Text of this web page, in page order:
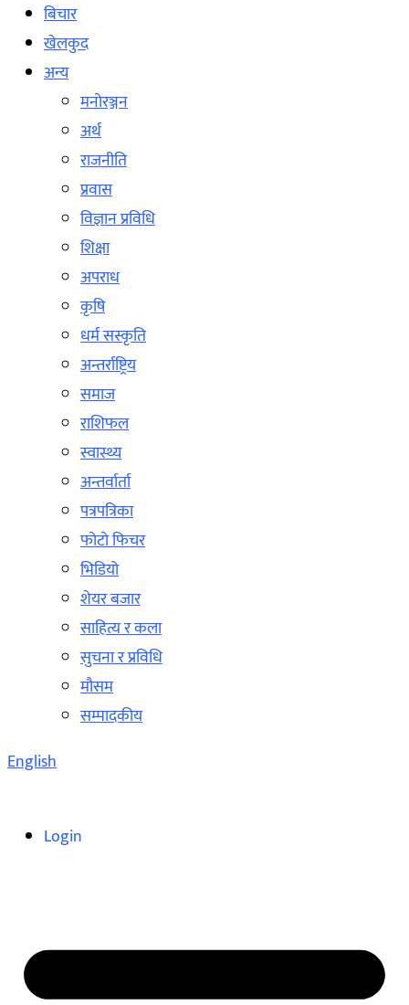
बिचार
खेलकुद
अन्य
मनोरञ्जन
अर्थ
राजनीति
प्रवास
विज्ञान प्रविधि
शिक्षा
अपराध
कृषि
धर्म सस्कृति
अन्तर्राष्ट्रिय
समाज
राशिफल
स्वास्थ्य
अन्तर्वार्ता
पत्रपत्रिका
फोटो फिचर
भिडियो
शेयर बजार
साहित्य र कला
सुचना र प्रविधि
मौसम
सम्पादकीय
English
Login